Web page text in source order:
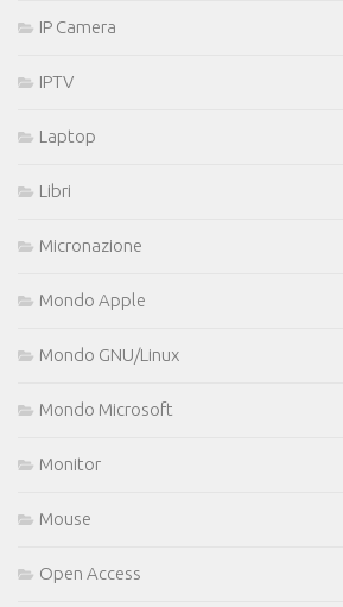
IP Camera
IPTV
Laptop
Libri
Micronazione
Mondo Apple
Mondo GNU/Linux
Mondo Microsoft
Monitor
Mouse
Open Access